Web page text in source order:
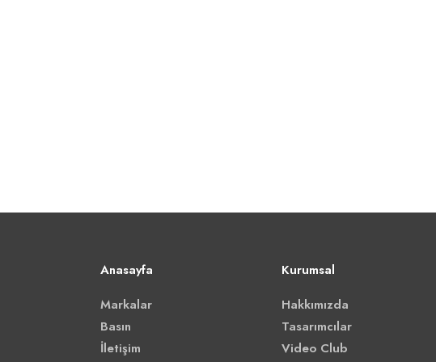
Anasayfa
Markalar
Basın
İletişim
Kurumsal
Hakkımızda
Tasarımcılar
Video Club